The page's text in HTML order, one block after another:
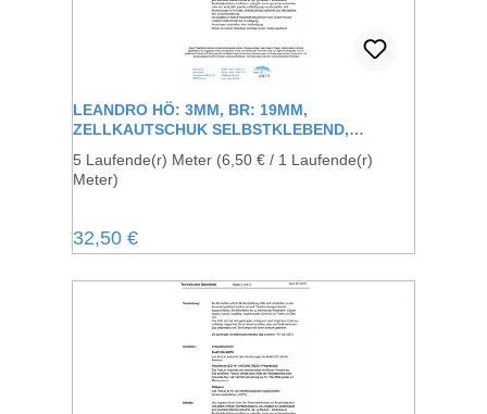
LEANDRO HÖ: 3MM, BR: 19MM,
ZELLKAUTSCHUK SELBSTKLEBEND,
5 Laufende(r) Meter (6,50 € / 1 Laufende(r)
Meter)
Regulärer Preis:
32,50 €